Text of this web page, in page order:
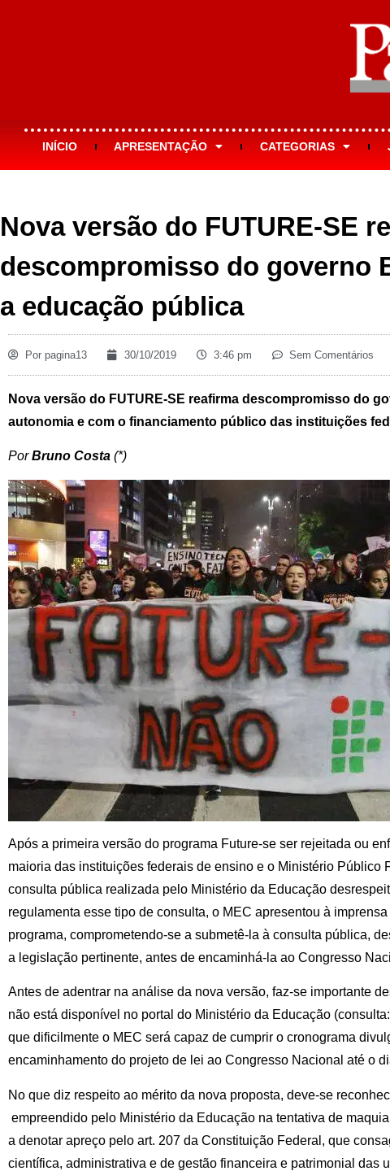
INÍCIO APRESENTAÇÃO CATEGORIAS
Nova versão do FUTURE-SE
descompromisso do governo
a educação pública
Por pagina13 30/10/2019 3:46 pm Sem Comentários
Nova versão do FUTURE-SE reafirma descompromisso do
autonomia e com o financiamento público das instituições
PorBruno Costa (*)
Após a primeira versão do programa Future-se ser rejeitada ou
maioria das instituições federais de ensino e o Ministério Público
consulta pública realizada pelo Ministério da Educação
regulamenta esse tipo de consulta, o MEC apresentou à
programa, comprometendo-se a submetê-la à consulta pública,
a legislação pertinente, antes de encaminhá-la ao Congresso
Antes de adentrar na análise da nova versão, faz-se importante
não está disponível no portal do Ministério da Educação
que dificilmente o MEC será capaz de cumprir o cronograma
encaminhamento do projeto de lei ao Congresso Nacional até o
No que diz respeito ao mérito da nova proposta, deve-se
empreendido pelo Ministério da Educação na tentativa de
a denotar apreço pelo art. 207 da Constituição Federal, que
científica, administrativa e de gestão financeira e patrimonial das